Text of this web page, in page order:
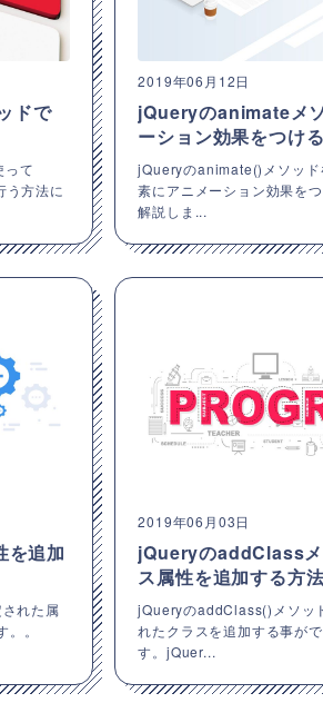
ドで
て
う方法に
2019年06月12日
jQueryのanimateメ
ーション効果をつけ
jQueryのanimate()メソッド
素にアニメーション効果を
解説しま...
を追加
れた属
。
2019年06月03日
jQueryのaddClassメ
ス属性を追加する方
jQueryのaddClass()メソッ
れたクラスを追加する事が
す。jQuer...